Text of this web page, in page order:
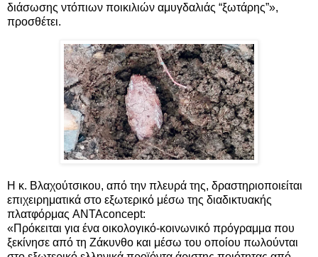
διάσωσης ντόπιων ποικιλιών αμυγδαλιάς “ξωτάρης”»,
προσθέτει.
Η κ. Βλαχούτσικου, από την πλευρά της, δραστηριοποιείται
επιχειρηματικά στο εξωτερικό μέσω της διαδικτυακής
πλατφόρμας ANTAconcept:
«Πρόκειται για ένα οικολογικό-κοινωνικό πρόγραμμα που
ξεκίνησε από τη Ζάκυνθο και μέσω του οποίου πωλούνται